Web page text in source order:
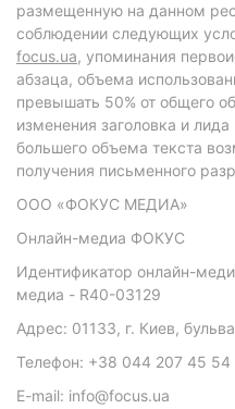
размещенную на данном
соблюдении следующих
focus.ua, упоминания
абзаца, объема
превышать 50% от общего
изменения заголовка и
большего объема текста
получения письменного
ООО «ФОКУС МЕДИА»
Онлайн-медиа ФОКУС
Идентификатор онлайн-
медиа - R40-03129
Адрес: 01133, г. Киев,
Телефон: +38 044 207 45 54
E-mail: info@focus.ua